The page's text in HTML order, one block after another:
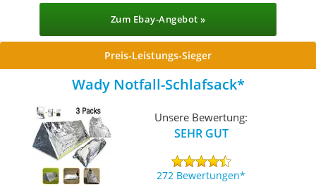
Zum Ebay-Angebot »
Preis-Leistungs-Sieger
Wady Notfall-Schlafsack
Unsere Bewertung:
SEHR GUT
272 Bewertungen